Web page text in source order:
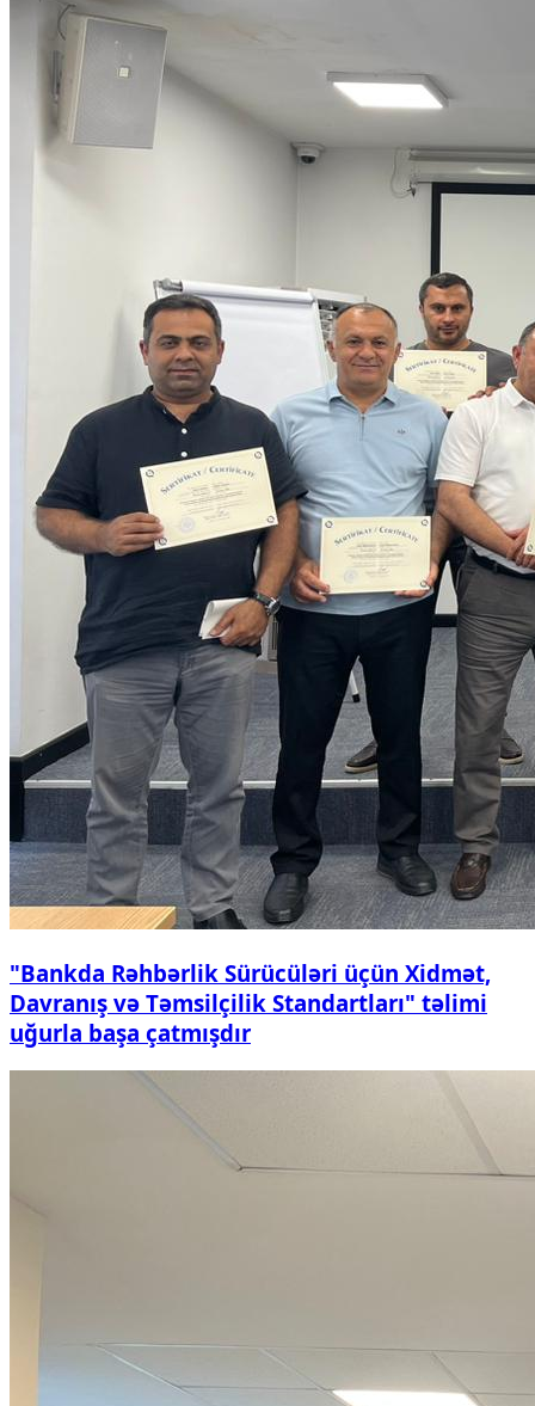
"Bankda Rəhbərlik Sürücüləri üçün Xidmət,
Davranış və Təmsilçilik Standartları" təlimi
uğurla başa çatmışdır